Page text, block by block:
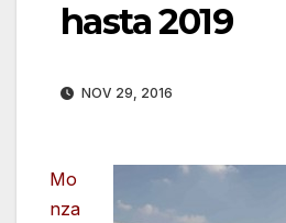
hasta 2019
NOV 29, 2016
Mo
nza